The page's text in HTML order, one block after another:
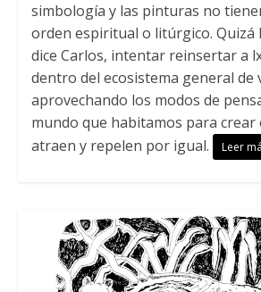
simbología y las pinturas no
orden espiritual o litúrgico. Quizá
dice Carlos, intentar reinsertar a
dentro del ecosistema general de
aprovechando los modos de
mundo que habitamos para crear
atraen y repelen por igual.
Leer